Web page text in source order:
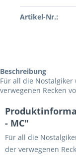
Artikel-Nr.:
Beschreibung
Für all die
verwegenen Recken
- MC"
Für all die
der verwegenen